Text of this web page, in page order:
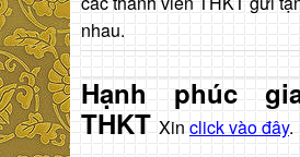
nhau.
Hạnh phúc
THKT Xin click vào đây.